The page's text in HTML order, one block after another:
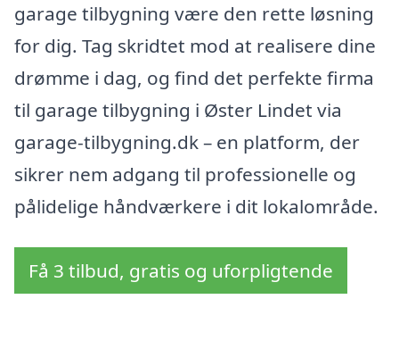
garage tilbygning være den rette løsning
for dig. Tag skridtet mod at realisere dine
drømme i dag, og find det perfekte firma
til garage tilbygning i Øster Lindet via
garage-tilbygning.dk – en platform, der
sikrer nem adgang til professionelle og
pålidelige håndværkere i dit lokalområde.
Få 3 tilbud, gratis og uforpligtende